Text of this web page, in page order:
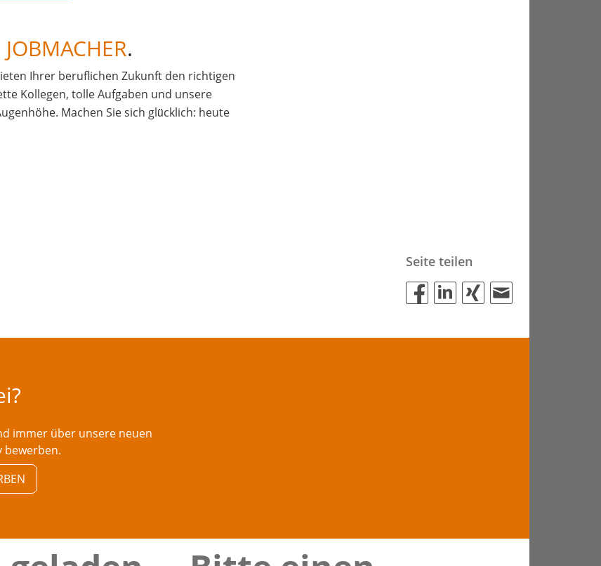
JOBMACHER.
Ihrer beruflichen Zukunft den richtigen
Kollegen, tolle Aufgaben und unsere
Machen Sie sich glü̈cklich: heute
Seite teilen
immer über unsere neuen
bewerben.